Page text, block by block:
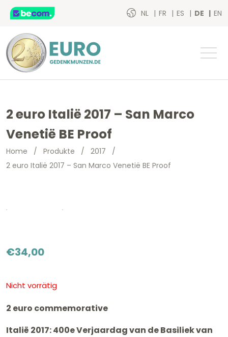
NL FR ES DE EN
2 euro Italië 2017 – San Marco
Venetië BE Proof
Home / Produkte / 2017 /
2 euro Italië 2017 – San Marco Venetië BE Proof
€34,00
Nicht vorrätig
2 euro commemorative
Italië 2017: 400e Verjaardag van de Basiliek van